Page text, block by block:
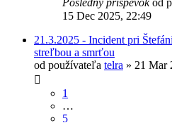
15 Dec 2025, 22:49
21.3.2025 - Incident pri
streľbou a smrťou
od používateľa telra » 21 Mar
1
…
5